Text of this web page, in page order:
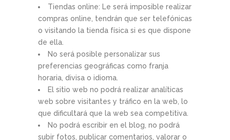
Tiendas online: Le será imposible realizar
compras online, tendrán que ser telefónicas
o visitando la tienda física si es que dispone
de ella.
No será posible personalizar sus
preferencias geográficas como franja
horaria, divisa o idioma.
El sitio web no podrá realizar analíticas
web sobre visitantes y tráfico en la web, lo
que dificultará que la web sea competitiva.
No podrá escribir en el blog, no podrá
subir fotos, publicar comentarios, valorar o